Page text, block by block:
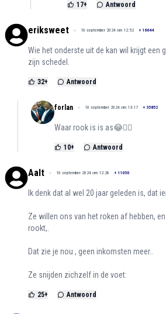
17+ Antwoord
eriksweet 10 september 2024 om 12:52 + 16644
Wie het onderste uit de kan wil krijgt een
zijn schedel.
32+ Antwoord
forlan 10 september 2024 om 13:17 + 35852
Waar rook is is as😂👍🏻
10+ Antwoord
Aalt 10 september 2024 om 12:28 + 11050
Ik denk dat al wel 20 jaar geleden is, dat
Ze willen ons van het roken af hebben,
rookt,.
Dat zie je nou , geen inkomsten meer..
Ze snijden zichzelf in de voet:
25+ Antwoord